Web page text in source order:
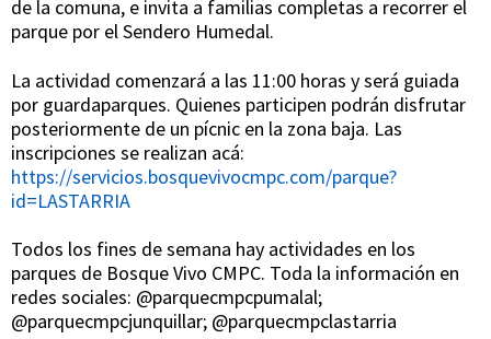
de la comuna, e invita a familias completas a recorrer el
parque por el Sendero Humedal.
La actividad comenzará a las 11:00 horas y será guiada
por guardaparques. Quienes participen podrán disfrutar
posteriormente de un pícnic en la zona baja. Las
inscripciones se realizan acá:
https://servicios.bosquevivocmpc.com/parque?
id=LASTARRIA
Todos los fines de semana hay actividades en los
parques de Bosque Vivo CMPC. Toda la información en
redes sociales: @parquecmpcpumalal;
@parquecmpcjunquillar; @parquecmpclastarria